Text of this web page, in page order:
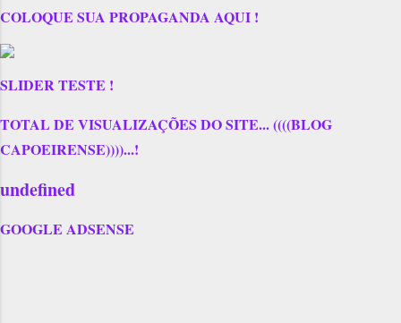
COLOQUE SUA PROPAGANDA AQUI !
SLIDER TESTE !
TOTAL DE VISUALIZAÇÕES DO SITE... ((((BLOG
CAPOEIRENSE))))...!
undefned
GOOGLE ADSENSE